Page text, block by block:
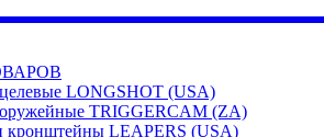
LONGSHOT (USA)
TRIGGERCAM (ZA)
кронштейны LEAPERS (USA)